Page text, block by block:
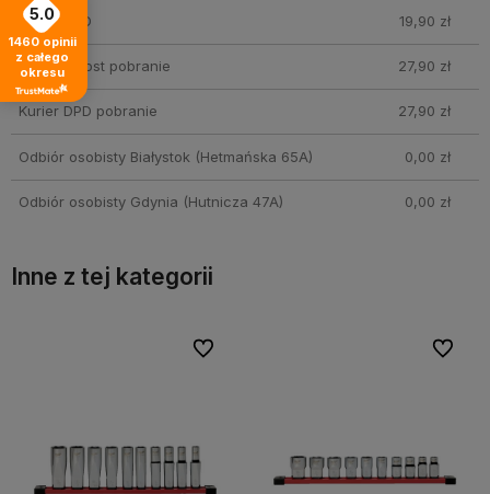
Kurier DPD 19,90 zł
Kurier InPost pobranie 27,90 zł
Kurier DPD pobranie 27,90 zł
Odbiór osobisty Białystok (Hetmańska 65A) 0,00 zł
Odbiór osobisty Gdynia (Hutnicza 47A) 0,00 zł
Inne z tej kategorii
Do ulubionych
Do ulubionych Do
Do
5.0
1460 opinii
z całego
okresu